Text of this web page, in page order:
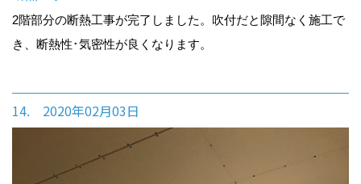
2階部分の断熱工事が完了しました。吹付だと隙間なく施工で
き、断熱性･気密性が良くなります。
14. 2020年02月03日